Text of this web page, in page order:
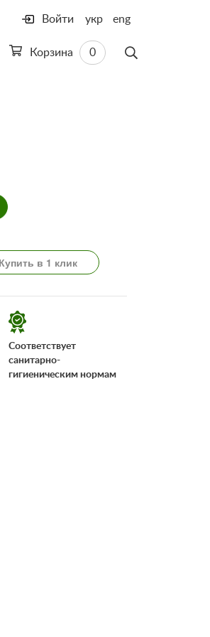
Войти
Корзина 0
укр eng
Купить в 1 клик
Соответствует
санитарно-
гигиеническим нормам